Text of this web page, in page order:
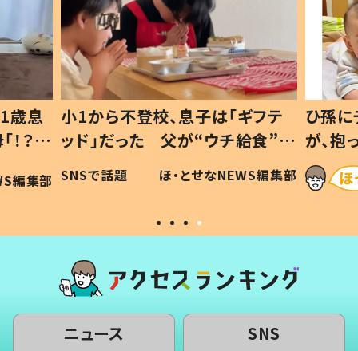
歳息
？」
編集部
小1から不登校、息子は「ギフテ
ッド」だった 父が“ウチ給食”を
作り続ける理由とは #令和の親
#令和の子
SNSで話題 ほ・とせなNEWS編集部
ひ孫
が、
「涙が
い」
ニュース SNS